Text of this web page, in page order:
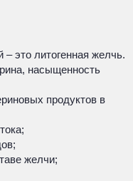
это литогенная желчь.
насыщенность
продуктов в
желчи;